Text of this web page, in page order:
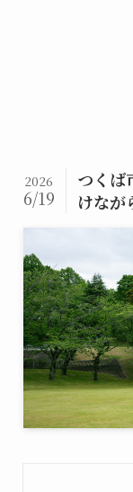
つくば
けなが
2026
6/19